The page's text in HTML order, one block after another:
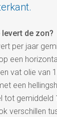
de zon?
per jaar
een
vat olie van
een
tot gemiddeld
verschillen